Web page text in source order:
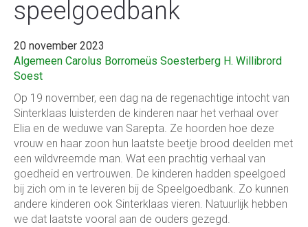
speelgoedbank
20 november 2023
Algemeen Carolus Borromeüs Soesterberg H. Willibrord
Soest
Op 19 november, een dag na de regenachtige intocht van
Sinterklaas luisterden de kinderen naar het verhaal over
Elia en de weduwe van Sarepta. Ze hoorden hoe deze
vrouw en haar zoon hun laatste beetje brood deelden met
een wildvreemde man. Wat een prachtig verhaal van
goedheid en vertrouwen. De kinderen hadden speelgoed
bij zich om in te leveren bij de Speelgoedbank. Zo kunnen
andere kinderen ook Sinterklaas vieren. Natuurlijk hebben
we dat laatste vooral aan de ouders gezegd.